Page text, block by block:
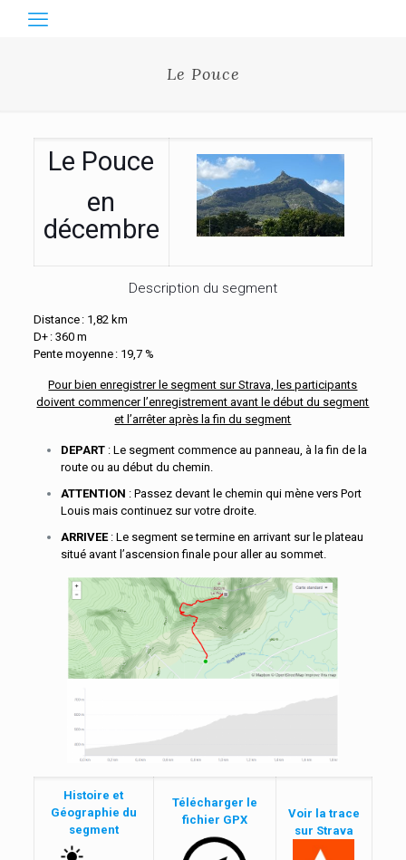
Le Pouce
Le Pouce
en
décembre
Description du segment
Distance : 1,82 km
D+ : 360 m
Pente moyenne : 19,7 %
Pour bien enregistrer le segment sur Strava, les participants
doivent commencer l’enregistrement avant le début du segment
et l’arrêter après la fin du segment
DEPART: Le segment commence au panneau, à la fin de la
route ou au début du chemin.
ATTENTION : Passez devant le chemin qui mène vers Port
Louis mais continuez sur votre droite.
ARRIVEE: Le segment se termine en arrivant sur le plateau
situé avant l’ascension finale pour aller au sommet.
Histoire et
Géographie du
segment
Télécharger le
fichier GPX
Voir la trace
sur Strava